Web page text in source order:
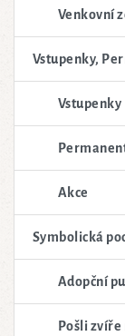
Venkovní
Vstupenky,
Vstupenky
Akce
Symbolická
Adopční
Pošli